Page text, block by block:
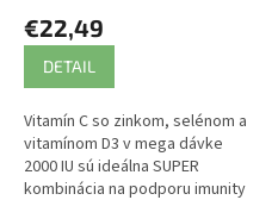
€22,49
DETAIL
Vitamín C so zinkom, selénom a
vitamínom D3 v mega dávke
2000 IU sú ideálna SUPER
kombinácia na podporu imunity